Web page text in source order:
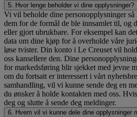
5. Hvor lenge beholder vi dine opplysninger?
Vi vil beholde dine personopplysninger så
dem for de formål de ble innsamlet til, og
eller gjort ubrukbare. For eksempel kan
data om dine kjøp for å overholde våre
løse tvister. Din konto i Le Creuset vil
oss kansellere den. Dine
for markedsføring blir sjekket med jevne
om du fortsatt er interessert i vårt
samhandling, vil vi kunne sende deg en
du ønsker å holde kontakten med oss.
deg og slutte å sende deg meldinger.
6. Hvem vil vi kunne dele dine opplysninger